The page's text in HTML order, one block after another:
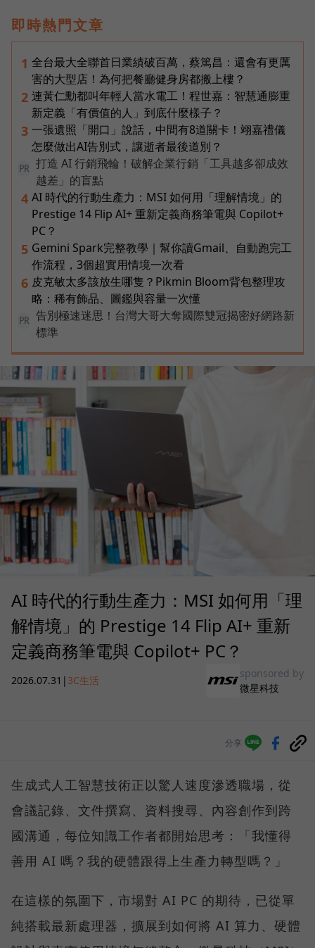
即時熱門文章
1 全台最大全聯首日業績破百萬，蔡篤昌：還會有更厲
害的大型店！為何把餐廳健身房都搬上樓？
2 連黃仁勳都叫年輕人當水電工！程世嘉：智慧通膨重
新定義「有價值的人」到底什麼樣子？
3 一張遺照「開口」說話，中間有8道關卡！翊嘉禮儀
怎麼做出AI告別式，讓逝者最後道別？
PR
打造 AI 行銷飛輪！破解企業行銷「工具越多卻成效
越差」的盲點
4 AI 時代的行動生產力：MSI 如何用「理解情境」的
Prestige 14 Flip AI+ 重新定義商務筆電與 Copilot+
PC？
5 Gemini Spark完整教學｜幫你讀Gmail、自動跑完工
作流程，3個超實用情境一次看
6 皮克敏太多該放生哪隻？Pikmin Bloom背包整理攻
略：稀有飾品、圖鑑與容量一次懂
PR
告別極速迷思！台灣大哥大奪國際雙冠揭密好網路新
標準
AI 時代的行動生產力：MSI 如何用「理
解情境」的 Prestige 14 Flip AI+ 重新
定義商務筆電與 Copilot+ PC？
2026.07.31 | 3C生活
sponsored by
微星科技
分享
生成式人工智慧技術正以驚人速度滲透職場，從
會議記錄、文件撰寫、資料搜尋、內容創作到跨
國溝通，每位知識工作者都開始思考：「我懂得
善用 AI 嗎？我的硬體跟得上生產力轉型嗎？」
在這樣的氛圍下，市場對 AI PC 的期待，已從單
純搭載最新處理器，擴展到如何將 AI 算力、硬體